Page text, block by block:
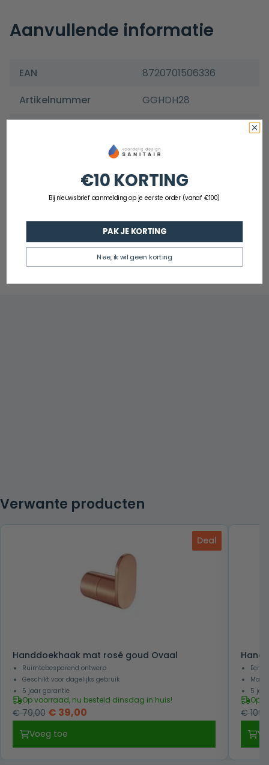
Aanvullende informatie
EAN
8720701506336
Artikelnummer
GGHDH28
500x30x70 mm
Mat zwart
5 jaar
Rvs 304
Verwante producten
Handdoekhaak mat rosé goud Ovaal
Ruimtebesparend ontwerp
Geschikt voor dagelijks gebruik
5 jaar garantie
Op voorraad, nu besteld dinsdag in huis!
€79,00 Oorspronkelijke
was:
€ 79,00.
€ 39,00
€ 39,00.
Voeg toe
Deal
5
Op
€
€10 KORTING
Bij nieuwsbrief aanmelding op je eerste order (vanaf €100)
PAK JE KORTING
Nee, ik wil geen korting